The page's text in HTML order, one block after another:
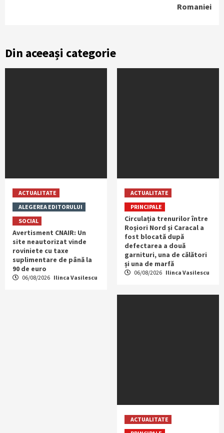
Romaniei
Din aceeași categorie
ACTUALITATE
ALEGEREA EDITORULUI
SOCIAL
Avertisment CNAIR: Un
site neautorizat vinde
roviniete cu taxe
suplimentare de până la
90 de euro
06/08/2026 Ilinca Vasilescu
ACTUALITATE
PRINCIPALE
Circulația trenurilor între
Roșiori Nord și Caracal a
fost blocată după
defectarea a două
garnituri, una de călători
și una de marfă
06/08/2026 Ilinca Vasilescu
ACTUALITATE